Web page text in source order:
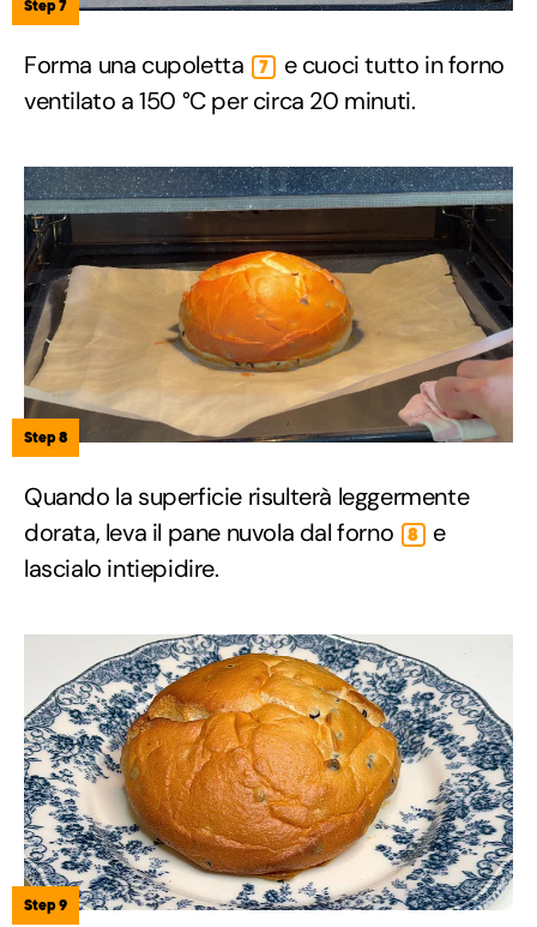
Step 7
Forma una cupoletta 7
e cuoci tutto in forno
ventilato a 150 °C per circa 20 minuti.
Step 8
Quando la superficie risulterà leggermente
dorata, leva il pane nuvola dal forno
8
e
lascialo intiepidire.
Step 9